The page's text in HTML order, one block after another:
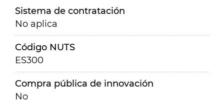
Sistema de contratación
No aplica
Código NUTS
ES300
Compra pública de innovación
No